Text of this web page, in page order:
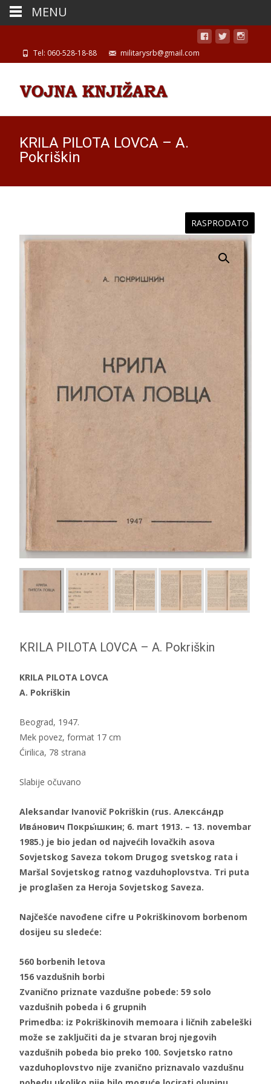
Tel: 060-528-18-88 militarysrb@gmail.com
KRILA PILOTA LOVCA – A.
Pokriškin
RASPRODATO
KRILA PILOTA LOVCA – A. Pokriškin
KRILA PILOTA LOVCA
A. Pokriškin
Beograd, 1947.
Mek povez, format 17 cm
Ćirilica, 78 strana
Slabije očuvano
Aleksandar Ivanovič Pokriškin (rus. Алекса́ндр
Ива́нович Покры́шкин; 6. mart 1913. – 13. novembar
1985.) je bio jedan od najvećih lovačkih asova
Sovjetskog Saveza tokom Drugog svetskog rata i
Maršal Sovjetskog ratnog vazduhoplovstva. Tri puta
je proglašen za Heroja Sovjetskog Saveza.
Najčešće navođene cifre u Pokriškinovom borbenom
dosijeu su sledeće:
560 borbenih letova
156 vazdušnih borbi
Zvanično priznate vazdušne pobede: 59 solo
vazdušnih pobeda i 6 grupnih
Primedba: iz Pokriškinovih memoara i ličnih zabeleški
može se zaključiti da je stvaran broj njegovih
vazdušnih pobeda bio preko 100. Sovjetsko ratno
vazduhoplovstvo nije zvanično priznavalo vazdušnu
MENU